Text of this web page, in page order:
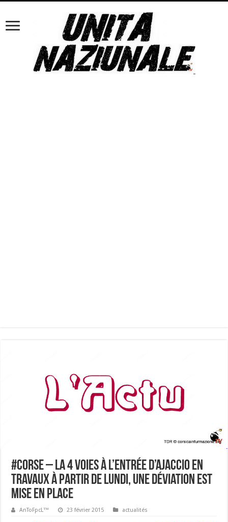
#Corse – La 4 voies à l’entrée d’Ajaccio en
travaux à partir de lundi, une déviation est
mise en place
AnToFpcL™ 23 février 2015 actualités